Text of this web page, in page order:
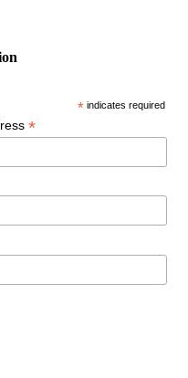
* indicates required
*